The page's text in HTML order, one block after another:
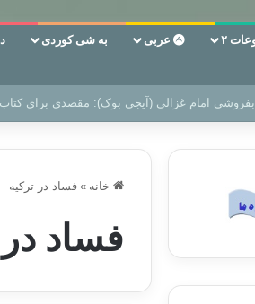
۲ عربی به شی کوردی
دفتر فساد در زمین‌، دوری وکناره‌گیری از راه
خانه » فساد در ترکیه
فساد در